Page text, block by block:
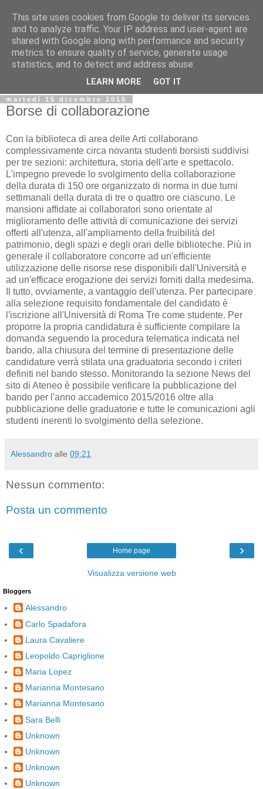
Biblio@rti in
Il Blog della Biblioteca di Area delle arti per condividere
informazioni iniziative incontri
martedì 15 dicembre 2015
Borse di collaborazione
Con la biblioteca di area delle Arti collaborano
complessivamente circa novanta studenti borsisti suddivisi
per tre sezioni: architettura, storia dell'arte e spettacolo.
L'impegno prevede lo svolgimento della collaborazione
della durata di 150 ore organizzato di norma in due turni
settimanali della durata di tre o quattro ore ciascuno. Le
mansioni affidate ai collaboratori sono orientate al
miglioramento delle attività di comunicazione dei servizi
offerti all'utenza, all'ampliamento della fruibilità del
patrimonio, degli spazi e degli orari delle biblioteche. Più in
generale il collaboratore concorre ad un'efficiente
utilizzazione delle risorse rese disponibili dall'Università e
ad un'efficace erogazione dei servizi forniti dalla medesima.
Il tutto, ovviamente, a vantaggio dell'utenza. Per partecipare
alla selezione requisito fondamentale del candidato è
l'iscrizione all'Università di Roma Tre come studente. Per
proporre la propria candidatura è sufficiente compilare la
domanda seguendo la procedura telematica indicata nel
bando, alla chiusura del termine di presentazione delle
candidature verrà stilata una graduatoria secondo i criteri
definiti nel bando stesso. Monitorando la sezione News del
sito di Ateneo è possibile verificare la pubblicazione del
bando per l'anno accademico 2015/2016 oltre alla
pubblicazione delle graduatorie e tutte le comunicazioni agli
studenti inerenti lo svolgimento della selezione.
Alessandro alle 09:21
Nessun commento:
Posta un commento
‹ ›
Home page
Visualizza versione web
Bloggers
Alessandro
Carlo Spadafora
Laura Cavaliere
Leopoldo Capriglione
Maria Lopez
Marianna Montesano
Marianna Montesano
Sara Belli
Unknown
Unknown
Unknown
Unknown
This site uses cookies from Google to deliver its services
and to analyze traffic. Your IP address and user-agent are
shared with Google along with performance and security
metrics to ensure quality of service, generate usage
statistics, and to detect and address abuse.
LEARN MORE GOT IT